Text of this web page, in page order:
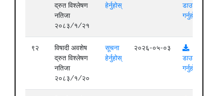
द्रुत विश्लेषण
नतिजा
२०८३/१/२१
हेर्नुहोस्
डाउनलोड
गर्नुहोस्
९२
विषादी अवशेष
द्रुत विश्लेषण
नतिजा
२०८३/१/२०
सूचना
हेर्नुहोस्
२०२६-०५-०३
डाउनलोड
गर्नुहोस्